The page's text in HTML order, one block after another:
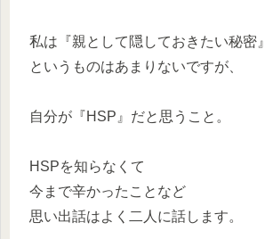
私は『親として隠しておきたい秘密』
というものはあまりないですが、
自分が『HSP』だと思うこと。
HSPを知らなくて
今まで辛かったことなど
思い出話はよく二人に話します。